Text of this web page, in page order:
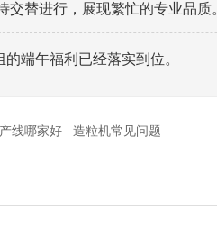
替进行，展现繁忙的专业品质。
端午福利已经落实到位。
线哪家好 造粒机常见问题